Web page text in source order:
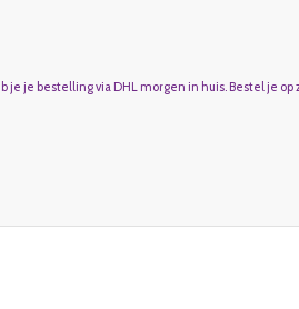
je je bestelling via DHL morgen in huis. Bestel je